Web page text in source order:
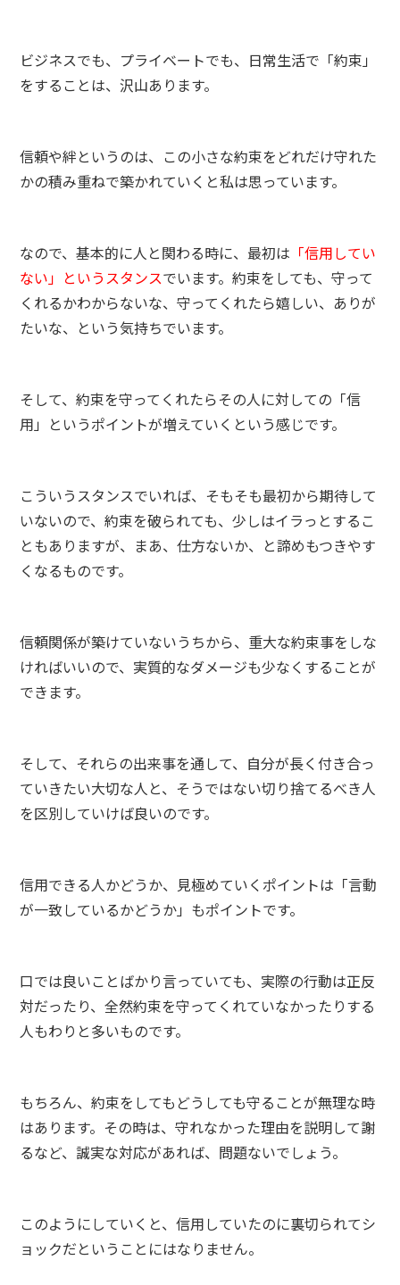
ビジネスでも、プライベートでも、日常生活で「約束」
をすることは、沢山あります。
信頼や絆というのは、この小さな約束をどれだけ守れた
かの積み重ねで築かれていくと私は思っています。
なので、基本的に人と関わる時に、最初は 「信用してい
ない」というスタンスでいます。約束をしても、守って
くれるかわからないな、守ってくれたら嬉しい、ありが
たいな、という気持ちでいます。
そして、約束を守ってくれたらその人に対しての「信
用」というポイントが増えていくという感じです。
こういうスタンスでいれば、そもそも最初から期待して
いないので、約束を破られても、少しはイラっとするこ
ともありますが、まあ、仕方ないか、と諦めもつきやす
くなるものです。
信頼関係が築けていないうちから、重大な約束事をしな
ければいいので、実質的なダメージも少なくすることが
できます。
そして、それらの出来事を通して、自分が長く付き合っ
ていきたい大切な人と、そうではない切り捨てるべき人
を区別していけば良いのです。
信用できる人かどうか、見極めていくポイントは「言動
が一致しているかどうか」もポイントです。
口では良いことばかり言っていても、実際の行動は正反
対だったり、全然約束を守ってくれていなかったりする
人もわりと多いものです。
もちろん、約束をしてもどうしても守ることが無理な時
はあります。その時は、守れなかった理由を説明して謝
るなど、誠実な対応があれば、問題ないでしょう。
このようにしていくと、信用していたのに裏切られてシ
ョックだということにはなりません。